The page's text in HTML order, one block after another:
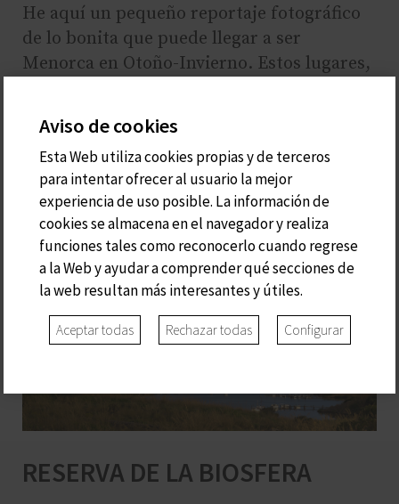
He aquí un pequeño reportaje fotográfico
de lo bonita que puede llegar a ser
Menorca en Otoño-Invierno. Estos lugares,
RESERVA DE LA BIOSFERA
Aviso de cookies
Esta Web utiliza cookies propias y de terceros
para intentar ofrecer al usuario la mejor
experiencia de uso posible. La información de
cookies se almacena en el navegador y realiza
funciones tales como reconocerlo cuando regrese
a la Web y ayudar a comprender qué secciones de
la web resultan más interesantes y útiles.
Aceptar todas Rechazar todas Configurar